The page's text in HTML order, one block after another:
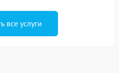
все услуги